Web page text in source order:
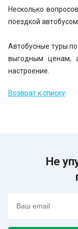
Несколько
поездкой
Автобусные туры
выгодным ценам,
настроение.
Возврат к списку
Не